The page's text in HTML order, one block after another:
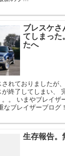
ブレスケさ
てしまった
たへ
れておりましたが
終了してしまい、
。。 いまやブレイザ
なブレイザーブログ
生存報告。